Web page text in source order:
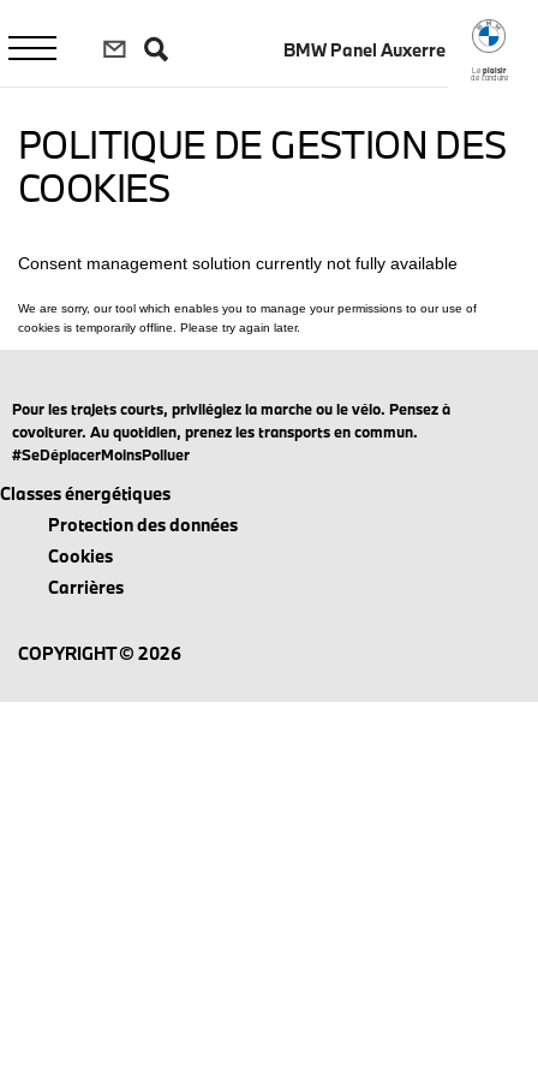
contenu
principal
BMW Panel Auxerre
Le plaisir
de conduire
POLITIQUE DE GESTION DES
COOKIES
Pour les trajets courts, privilégiez la marche ou le vélo. Pensez à
covoiturer. Au quotidien, prenez les transports en commun.
#SeDéplacerMoinsPolluer
Classes énergétiques
Protection des données
Cookies
Carrières
COPYRIGHT © 2026